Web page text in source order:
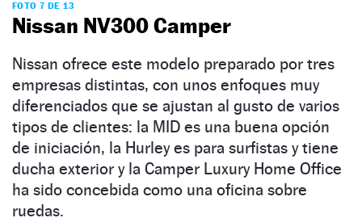
FOTO 7 DE 13
Nissan NV300 Camper
Nissan ofrece este modelo preparado por tres
empresas distintas, con unos enfoques muy
diferenciados que se ajustan al gusto de varios
tipos de clientes: la MID es una buena opción
de iniciación, la Hurley es para surfistas y tiene
ducha exterior y la Camper Luxury Home Office
ha sido concebida como una oficina sobre
ruedas.